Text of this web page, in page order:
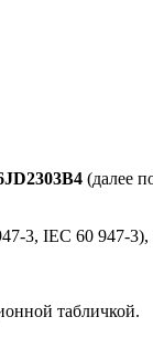
(далее
3, IEC 60 947-
табличкой.